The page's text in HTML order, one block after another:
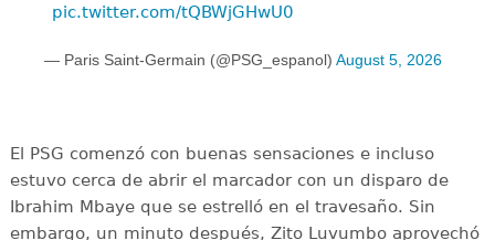
pic.twitter.com/tQBWjGHwU0
— Paris Saint-Germain (@PSG_espanol) August 5, 2026
El PSG comenzó con buenas sensaciones e incluso
estuvo cerca de abrir el marcador con un disparo de
Ibrahim Mbaye que se estrelló en el travesaño. Sin
embargo, un minuto después, Zito Luvumbo aprovechó